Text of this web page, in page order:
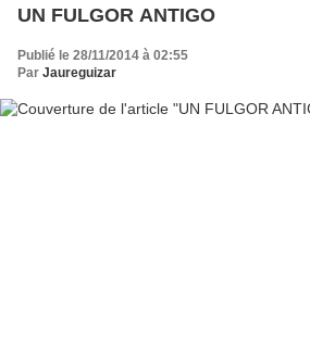
UN FULGOR ANTIGO
Publié le 28/11/2014 à 02:55
Par Jaureguizar